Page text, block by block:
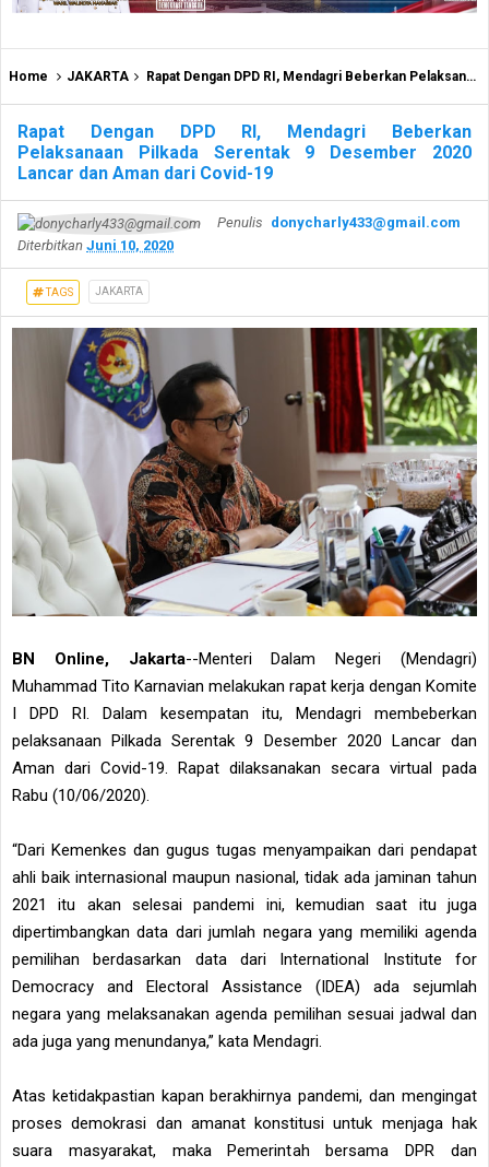
Home JAKARTA Rapat Dengan DPD RI, Mendagri Beberkan Pelaksanaan Pilkada Serentak 9 Desember 2020 Lancar dan Aman dari Covid-19
Rapat Dengan DPD RI, Mendagri Beberkan
Pelaksanaan Pilkada Serentak 9 Desember 2020
Lancar dan Aman dari Covid-19
Penulis donycharly433@gmail.com
Diterbitkan Juni 10, 2020
TAGS JAKARTA
BN Online, Jakarta--Menteri Dalam Negeri (Mendagri)
Muhammad Tito Karnavian melakukan rapat kerja dengan Komite
I DPD RI. Dalam kesempatan itu, Mendagri membeberkan
pelaksanaan Pilkada Serentak 9 Desember 2020 Lancar dan
Aman dari Covid-19. Rapat dilaksanakan secara virtual pada
Rabu (10/06/2020).
“Dari Kemenkes dan gugus tugas menyampaikan dari pendapat
ahli baik internasional maupun nasional, tidak ada jaminan tahun
2021 itu akan selesai pandemi ini, kemudian saat itu juga
dipertimbangkan data dari jumlah negara yang memiliki agenda
pemilihan berdasarkan data dari International Institute for
Democracy and Electoral Assistance (IDEA) ada sejumlah
negara yang melaksanakan agenda pemilihan sesuai jadwal dan
ada juga yang menundanya,” kata Mendagri.
Atas ketidakpastian kapan berakhirnya pandemi, dan mengingat
proses demokrasi dan amanat konstitusi untuk menjaga hak
suara masyarakat, maka Pemerintah bersama DPR dan